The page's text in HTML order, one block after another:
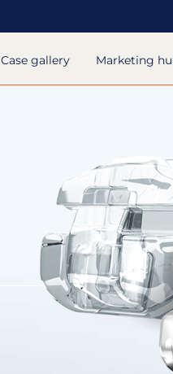
Case gallery Marketing